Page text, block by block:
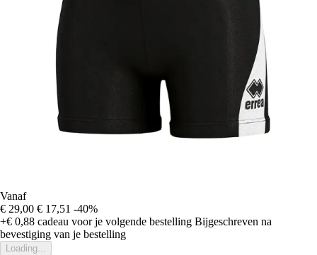
Vanaf
€ 29,00 € 17,51 -40%
+€ 0,88 cadeau voor je volgende bestelling Bijgeschreven na
bevestiging van je bestelling
Loading...